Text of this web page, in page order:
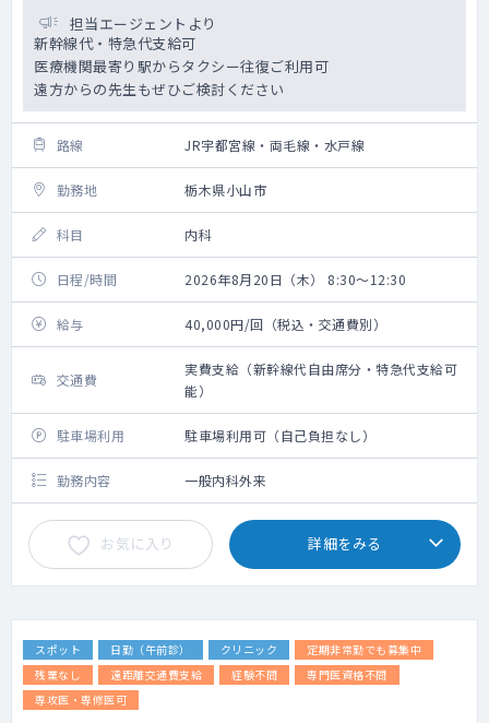
担当エージェントより
新幹線代・特急代支給可
医療機関最寄り駅からタクシー往復ご利用可
遠方からの先生もぜひご検討ください
路線 JR宇都宮線・両毛線・水戸線
勤務地 栃木県小山市
科目 内科
日程/時間 2026年8月20日（木） 8:30～12:30
給与 40,000円/回（税込・交通費別）
交通費
実費支給（新幹線代自由席分・特急代支給可
能）
駐車場利用 駐車場利用可（自己負担なし）
勤務内容 一般内科外来
お気に入り 詳細をみる
スポット 日勤（午前診） クリニック
定期非常勤でも募集中
残業なし
遠距離交通費支給 経験不問
専門医資格不問
専攻医・専修医可